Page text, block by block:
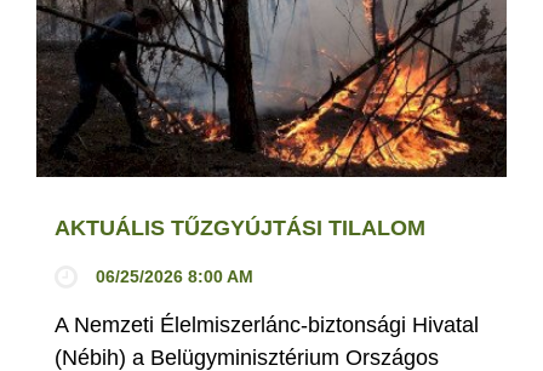
AKTUÁLIS TŰZGYÚJTÁSI TILALOM
06/25/2026 8:00 AM
A Nemzeti Élelmiszerlánc-biztonsági Hivatal
(Nébih) a Belügyminisztérium Országos